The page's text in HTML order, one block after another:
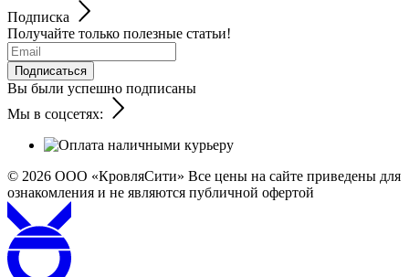
Подписка
Получайте только полезные статьи!
Подписаться
Вы были успешно подписаны
Мы в соцсетях:
© 2026 ООО «КровляСити» Все цены на сайте приведены для
ознакомления и не являются публичной офертой